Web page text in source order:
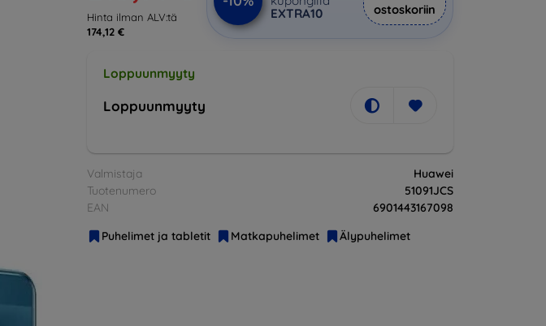
Hinta ilman ALV:tä
174,12 €
EXTRA10
ostoskoriin
Loppuunmyyty
Loppuunmyyty
Valmistaja
Huawei
Tuotenumero
51091JCS
EAN
6901443167098
Puhelimet ja tabletit
Matkapuhelimet Älypuhelimet